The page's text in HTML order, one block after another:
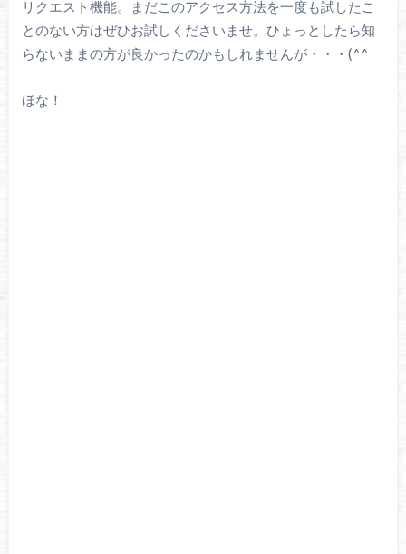
リクエスト機能。まだこのアクセス方法を一度も試したこ
とのない方はぜひお試しくださいませ。ひょっとしたら知
らないままの方が良かったのかもしれませんが・・・(^^ゞ
ほな！